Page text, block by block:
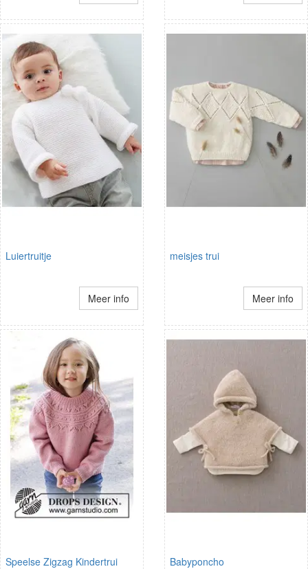
Luiertruitje
Meer info
meisjes trui
Meer info
Speelse Zigzag Kindertrui Babyponcho